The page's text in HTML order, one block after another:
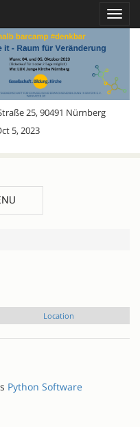
25, 90491 Nürnberg
5, 2023
Location
Python Software